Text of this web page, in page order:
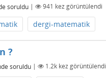
soruldu | 941 kez görüntülendi
dergi-matematik
?
soruldu | 1.2k kez görüntülendi